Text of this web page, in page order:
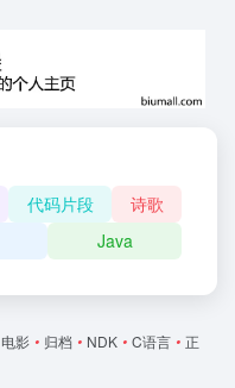
代码片段
诗歌
Java
电影 • 归档 • NDK • C语言 • 正